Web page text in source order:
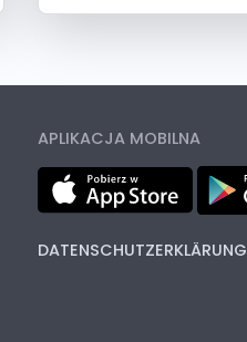
APLIKACJA MOBILNA
DATENSCHUTZERKLÄRUNG